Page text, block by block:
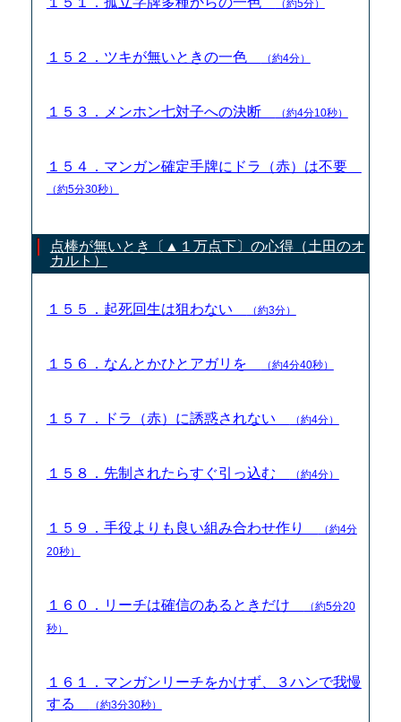
（約5分）
１５２．ツキが無いときの一色 （約4分）
１５３．メンホン七対子への決断 （約4分10秒）
１５４．マンガン確定手牌にドラ（赤）は不要
（約5分30秒）
点棒が無いとき〔▲１万点下〕の心得（土田のオ
カルト）
１５５．起死回生は狙わない （約3分）
１５６．なんとかひとアガリを （約4分40秒）
１５７．ドラ（赤）に誘惑されない （約4分）
１５８．先制されたらすぐ引っ込む （約4分）
１５９．手役よりも良い組み合わせ作り
（約4分
20秒）
１６０．リーチは確信のあるときだけ
（約5分20
秒）
１６１．マンガンリーチをかけず、３ハンで我慢
する
（約3分30秒）